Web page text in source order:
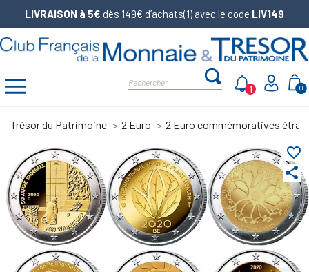
LIVRAISON à 5€ dès 149€ d’achats(1) avec le code LIV149
0
1
Trésor du Patrimoine 2 Euro 2 Euro commémoratives
share
favorite_border